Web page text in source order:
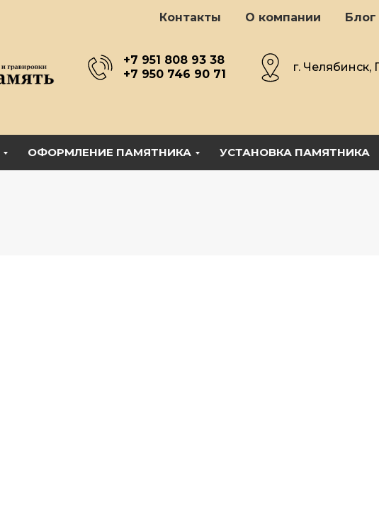
Контакты О компании Блог
+7 951 808 93 38
+7 950 746 90 71
г. Челябинск,
ОФОРМЛЕНИЕ ПАМЯТНИКА УСТАНОВКА ПАМЯТНИКА